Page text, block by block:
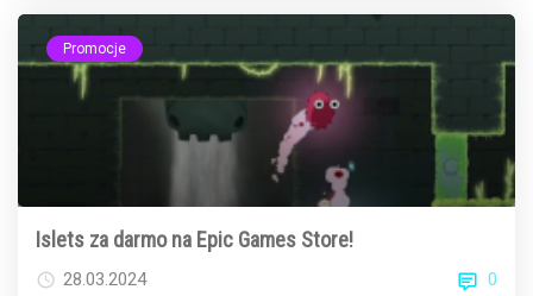
Promocje
Islets za darmo na Epic Games Store!
28.03.2024 0